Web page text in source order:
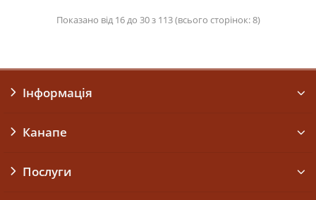
Показано від 16 до 30 з 113 (всього сторінок: 8)
Інформація
Канапе
Послуги